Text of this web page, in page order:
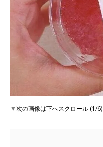
▼次の画像は下へスクロール (1/6)